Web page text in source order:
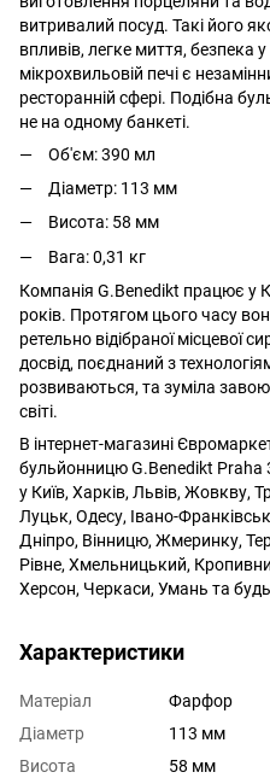
витривалий посуд. Такі його
впливів, легке миття, безпека
мікрохвильовій печі є
ресторанній сфері. Подібна
не на одному банкеті.
Об'єм: 390 мл
Діаметр: 113 мм
Висота: 58 мм
Вага: 0,31 кг
Компанія G.Benedikt працює у
років. Протягом цього часу
ретельно відібраної місцевої
досвід, поєднаний з
розвиваються, та зуміла
світі.
В інтернет-магазині
бульйонницю G.Benedikt
у Київ, Харків, Львів, Жовкву,
Луцьк, Одесу, Івано-
Дніпро, Вінницю, Жмеринку,
Рівне, Хмельницький,
Херсон, Черкаси, Умань та будь-
Характеристики
Матеріал
Фарфор
Діаметр
113 мм
Висота
58 мм